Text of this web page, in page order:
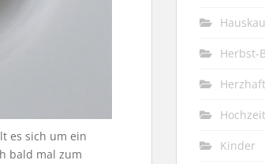
es sich um ein
bald mal zum
Herbst-
Hochzeit
Kinder